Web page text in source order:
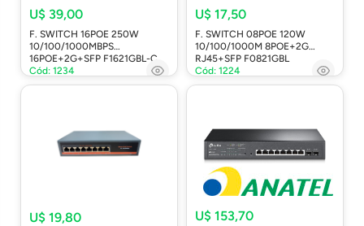
U$ 39,00
F. SWITCH 16POE 250W
10/100/1000MBPS
16POE+2G+SFP F1621GBL-C
Cód: 1234
U$ 17,50
F. SWITCH 08POE 120W
10/100/1000M 8POE+2G
RJ45+SFP F0821GBL
Cód: 1224
U$ 19,80 U$ 153,70